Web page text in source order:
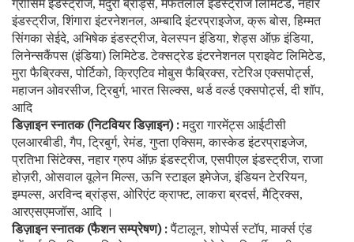
ग्रासिम इंडस्ट्रीज,मदुरा ब्रांड्स,मफतलाल इंडस्ट्रीज लिमिटेड,नहार
इंडस्ट्रीज,शिंगारा इंटरनेशनल, अम्बादि इंटरप्राइजेज,क्रू बोस,हिम्मत
सिंगका सेईदे, अभिषेक इंडस्ट्रीज,वेलस्पन इंडिया,शेड्स ऑफ़ इंडिया,
लिनेन्सकैंपस (इंडिया) लिमिटेड. टेक्सट्रेड इंटरनेशनल प्राइवेट लिमिटेड,
मुरा फैब्रिक्स,पोर्टिको,क्रिएटिव मोबुस फैब्रिक्स,रटेरिअ एक्सपोर्ट्स,
महाजन ओवरसीज,ट्रिबुर्ग, भारत सिल्क्स, थर्ड वर्ल्ड एक्सपोर्ट्स,दी शॉप,
आदि
डिज़ाइन स्नातक (निटवियर डिज़ाइन) : मदुरा गारमेंट्स आईटीसी
एलआरबीडी,गैप,ट्रिबुर्ग,रेमंड,गुप्ता एक्सिम,कास्केड इंटरप्राइजेज,
प्रतिभा सिंटेक्स,नहार ग्रुप ऑफ़ इंडस्ट्रीज,एसपीएल इंडस्ट्रीज,राजा
होज़री, ओसवाल वूलेन मिल्स,ऊनि स्टाइल इमेजेज,इंडियन टेररियन,
इम्पल्स, अरविन्द ब्रांड्स, ओरिएंट क्राफ्ट,लाकरा ब्रदर्स,मैट्रिक्स,
आरएसएमजॉस, आदि ।
डिज़ाइन स्नातक (फैशन सम्प्रेषण) : पैंटालून,शोप्पेर्स स्टॉप,मार्क्स एंड